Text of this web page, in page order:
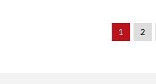
1 2